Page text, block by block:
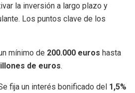
la inversión a largo plazo y
Los puntos clave de los
mínimo de 200.000 euros hasta
de euros.
fija un interés bonificado del 1,5%